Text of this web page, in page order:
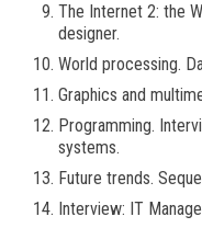
The Internet 2: the
designer.
World processing.
Graphics and
Programming.
systems.
Future trends.
Interview: IT